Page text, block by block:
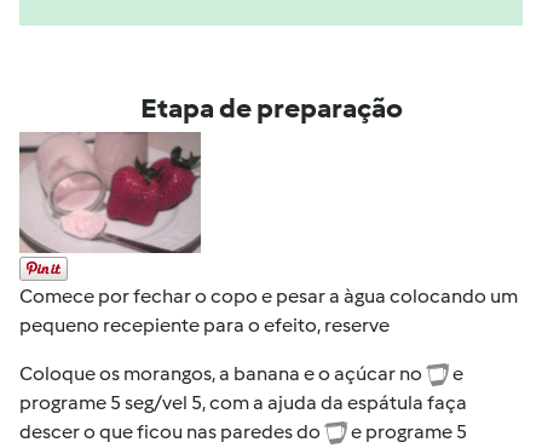
Etapa de preparação
Comece por fechar o copo e pesar a àgua colocando um
pequeno recepiente para o efeito, reserve
Coloque os morangos, a banana e o açúcar no
e
programe 5 seg/vel 5, com a ajuda da espátula faça
descer o que ficou nas paredes do
e programe 5